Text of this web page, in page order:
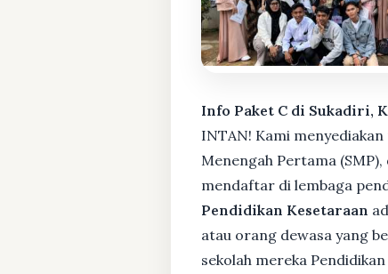
Info Paket C di Sukadiri,
INTAN! Kami
Menengah Pertama
mendaftar di lembaga
Pendidikan Kesetaraan
atau orang dewasa yang
sekolah mereka